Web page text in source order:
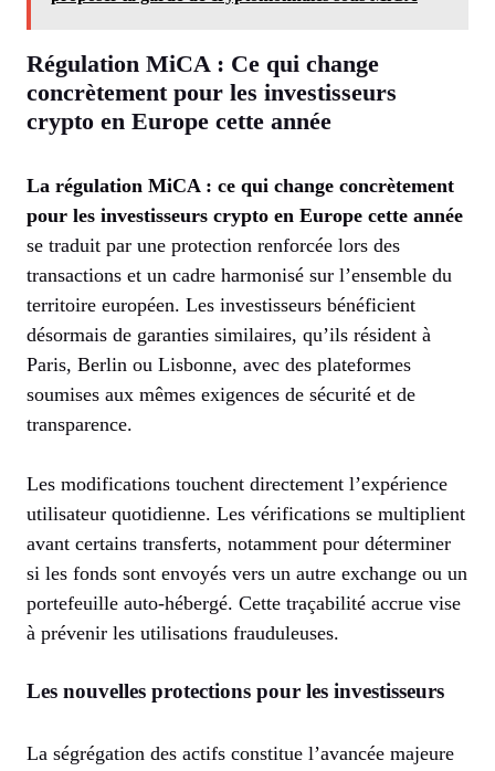
Régulation MiCA : Ce qui change
concrètement pour les investisseurs
crypto en Europe cette année
La régulation MiCA : ce qui change concrètement
pour les investisseurs crypto en Europe cette année
se traduit par une protection renforcée lors des
transactions et un cadre harmonisé sur l’ensemble du
territoire européen. Les investisseurs bénéficient
désormais de garanties similaires, qu’ils résident à
Paris, Berlin ou Lisbonne, avec des plateformes
soumises aux mêmes exigences de sécurité et de
transparence.
Les modifications touchent directement l’expérience
utilisateur quotidienne. Les vérifications se multiplient
avant certains transferts, notamment pour déterminer
si les fonds sont envoyés vers un autre exchange ou un
portefeuille auto-hébergé. Cette traçabilité accrue vise
à prévenir les utilisations frauduleuses.
Les nouvelles protections pour les investisseurs
La ségrégation des actifs constitue l’avancée majeure